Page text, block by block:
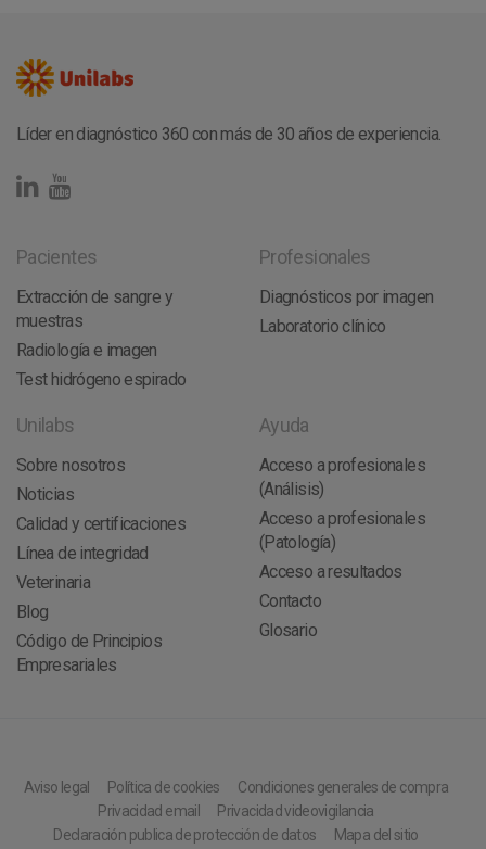
Líder en diagnóstico 360 con más de 30 años de experiencia.
Pacientes
Extracción de sangre y
muestras
Radiología e imagen
Test hidrógeno espirado
Profesionales
Diagnósticos por imagen
Laboratorio clínico
Unilabs
Sobre nosotros
Noticias
Calidad y certificaciones
Línea de integridad
Veterinaria
Blog
Código de Principios
Empresariales
Ayuda
Acceso a profesionales
(Análisis)
Acceso a profesionales
(Patología)
Acceso a resultados
Contacto
Glosario
Aviso legal Política de cookies
Condiciones generales de compra
Privacidad email
Privacidad videovigilancia
Declaración publica de protección de datos
Mapa del sitio